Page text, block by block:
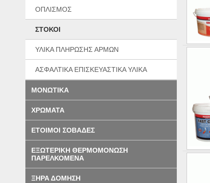
ΟΠΛΙΣΜΟΣ
ΣΤΟΚΟΙ
ΥΛΙΚΑ ΠΛΗΡΩΣΗΣ ΑΡΜΩΝ
ΑΣΦΑΛΤΙΚΑ ΕΠΙΣΚΕΥΑΣΤΙΚΑ ΥΛΙΚΑ
ΜΟΝΩΤΙΚΑ
ΧΡΩΜΑΤΑ
ΕΤΟΙΜΟΙ ΣΟΒΑΔΕΣ
ΕΞΩΤΕΡΙΚΗ ΘΕΡΜΟΜΟΝΩΣΗ
ΠΑΡΕΛΚΟΜΕΝΑ
ΞΗΡΑ ΔΟΜΗΣΗ